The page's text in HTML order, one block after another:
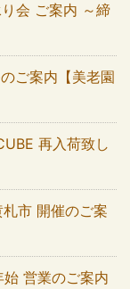
会 ご案内 ～締
ご案内【美老園
再入荷致し
市 開催のご案
営業のご案内